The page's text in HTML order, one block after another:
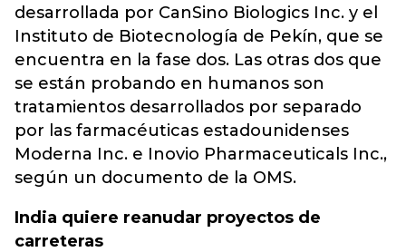
desarrollada por CanSino Biologics Inc. y el
Instituto de Biotecnología de Pekín, que se
encuentra en la fase dos. Las otras dos que
se están probando en humanos son
tratamientos desarrollados por separado
por las farmacéuticas estadounidenses
Moderna Inc. e Inovio Pharmaceuticals Inc.,
según un documento de la OMS.
India quiere reanudar proyectos de
carreteras